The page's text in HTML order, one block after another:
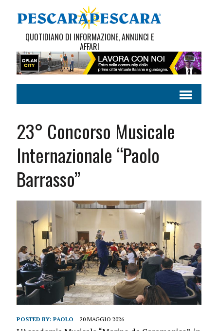
QUOTIDIANO DI INFORMAZIONE, ANNUNCI E
AFFARI
23° Concorso Musicale
Internazionale “Paolo
Barrasso”
POSTED BY: PAOLO 20 MAGGIO 2026